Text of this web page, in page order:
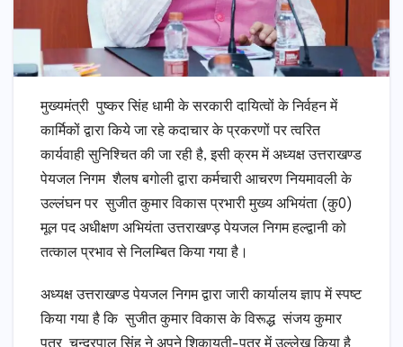
मुख्यमंत्री पुष्कर सिंह धामी के सरकारी दायित्वों के निर्वहन में
कार्मिकों द्वारा किये जा रहे कदाचार के प्रकरणों पर त्वरित
कार्यवाही सुनिश्चित की जा रही है, इसी क्रम में अध्यक्ष उत्तराखण्ड
पेयजल निगम शैलष बगोली द्वारा कर्मचारी आचरण नियमावली के
उल्लंघन पर सुजीत कुमार विकास प्रभारी मुख्य अभियंता (कु0)
मूल पद अधीक्षण अभियंता उत्तराखण्ड़ पेयजल निगम हल्द्वानी को
तत्काल प्रभाव से निलम्बित किया गया है।
अध्यक्ष उत्तराखण्ड पेयजल निगम द्वारा जारी कार्यालय ज्ञाप में स्पष्ट
किया गया है कि सुजीत कुमार विकास के विरूद्ध संजय कुमार
पुत्र चन्द्रपाल सिंह ने अपने शिकायती-पत्र में उल्लेख किया है